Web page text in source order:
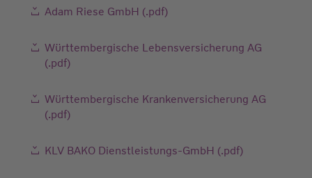
Adam Riese GmbH (.pdf)
Württembergische Lebensversicherung AG
(.pdf)
Württembergische Krankenversicherung AG
(.pdf)
KLV BAKO Dienstleistungs-GmbH (.pdf)